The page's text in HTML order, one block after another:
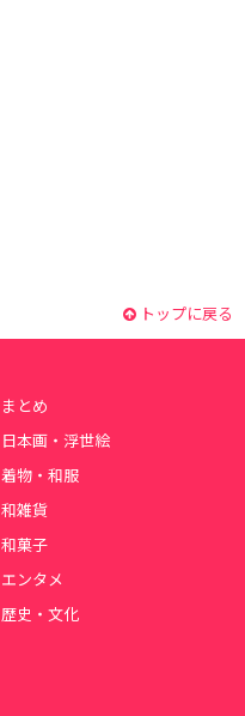
トップに戻る
まとめ
日本画・浮世絵
着物・和服
和雑貨
和菓子
エンタメ
歴史・文化